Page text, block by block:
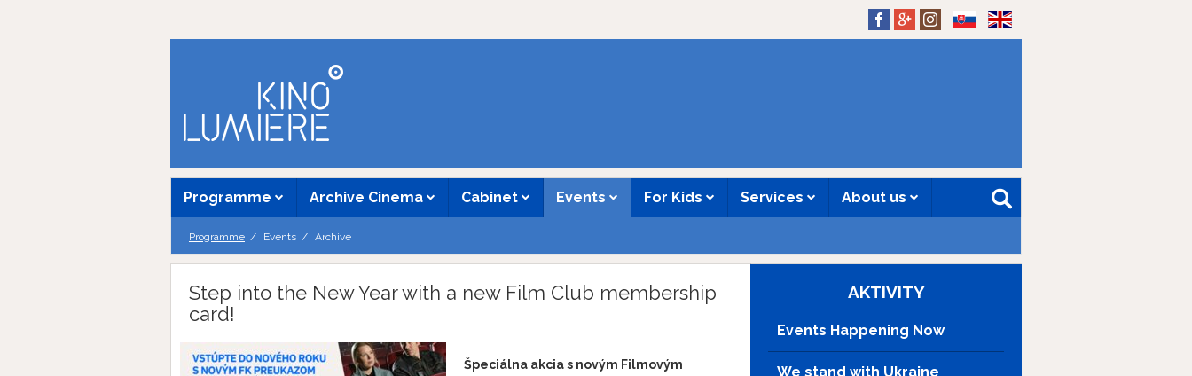
Programme Archive Cinema Cabinet Events For Kids Services About us
Programme Events Archive
Step into the New Year with a new Film Club membership
card!
Špeciálna akcia s novým Filmovým
AKTIVITY
Events Happening Now
We stand with Ukraine